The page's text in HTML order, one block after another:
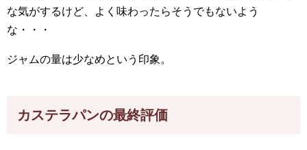
な気がするけど、よく味わったらそうでもないよう
な・・・
ジャムの量は少なめという印象。
カステラパンの最終評価